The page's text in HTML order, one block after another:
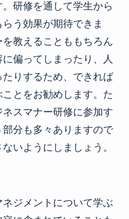
研修を通して学生から
う効果が期待できま
教えることももちろん
偏ってしまったり、人
りするため、できれば
とをお勧めします。た
スマナー研修に参加す
分も多々ありますので
いようにしましょう。
ジメントについて学ぶ